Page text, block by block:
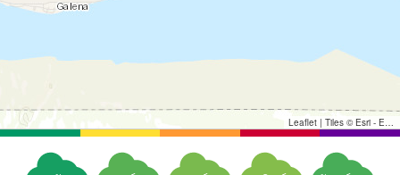
Leaflet | Tiles © Esri - Esri, DeLorme, NAVTEQ, TomTom, Intermap, iPC, USGS, FAO, NPS, NRCAN, GeoBase, Kadaster NL, Ordnance Survey, Esri Japan, METI, Esri China (Hong Kong), and the GIS User Community